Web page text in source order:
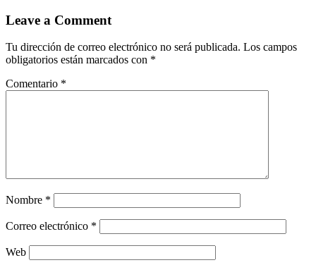
Leave a Comment
Tu dirección de correo electrónico no será publicada. Los campos
obligatorios están marcados con *
Comentario *
Nombre *
Correo electrónico *
Web